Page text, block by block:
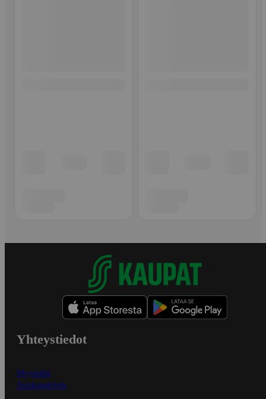
Yhteystiedot
Myymälät
Asiakaspalvelu